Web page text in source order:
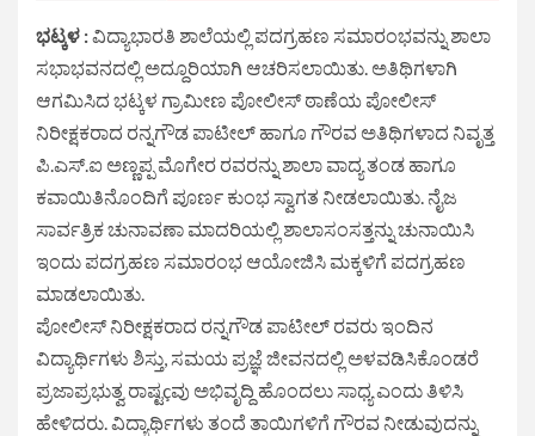
ಭಟ್ಕಳ :ವಿದ್ಯಾಭಾರತಿ ಶಾಲೆಯಲ್ಲಿ ಪದಗ್ರಹಣ ಸಮಾರಂಭವನ್ನು ಶಾಲಾ
ಸಭಾಭವನದಲ್ಲಿ ಅದ್ದೂರಿಯಾಗಿ ಆಚರಿಸಲಾಯಿತು. ಅತಿಥಿಗಳಾಗಿ
ಆಗಮಿಸಿದ ಭಟ್ಕಳ ಗ್ರಾಮೀಣ ಪೋಲೀಸ್ ಠಾಣೆಯ ಪೋಲೀಸ್
ನಿರೀಕ್ಷಕರಾದ ರನ್ನಗೌಡ ಪಾಟೀಲ್ ಹಾಗೂ ಗೌರವ ಅತಿಥಿಗಳಾದ ನಿವೃತ್ತ
ಪಿ.ಎಸ್.ಐ ಅಣ್ಣಪ್ಪ ಮೊಗೇರ ರವರನ್ನು ಶಾಲಾ ವಾದ್ಯ ತಂಡ ಹಾಗೂ
ಕವಾಯಿತಿನೊಂದಿಗೆ ಪೂರ್ಣ ಕುಂಭ ಸ್ವಾಗತ ನೀಡಲಾಯಿತು. ನೈಜ
ಸಾರ್ವತ್ರಿಕ ಚುನಾವಣಾ ಮಾದರಿಯಲ್ಲಿ ಶಾಲಾಸಂಸತ್ತನ್ನು ಚುನಾಯಿಸಿ
ಇಂದು ಪದಗ್ರಹಣ ಸಮಾರಂಭ ಆಯೋಜಿಸಿ ಮಕ್ಕಳಿಗೆ ಪದಗ್ರಹಣ
ಮಾಡಲಾಯಿತು.
ಪೋಲೀಸ್ ನಿರೀಕ್ಷಕರಾದ ರನ್ನಗೌಡ ಪಾಟೀಲ್ ರವರು ಇಂದಿನ
ವಿದ್ಯಾರ್ಥಿಗಳು ಶಿಸ್ತು, ಸಮಯ ಪ್ರಜ್ಞೆ ಜೀವನದಲ್ಲಿ ಅಳವಡಿಸಿಕೊಂಡರೆ
ಪ್ರಜಾಪ್ರಭುತ್ವ ರಾಷ್ಟçವು ಅಭಿವೃದ್ದಿ ಹೊಂದಲು ಸಾಧ್ಯ ಎಂದು ತಿಳಿಸಿ
ಹೇಳಿದರು. ವಿದ್ಯಾರ್ಥಿಗಳು ತಂದೆ ತಾಯಿಗಳಿಗೆ ಗೌರವ ನೀಡುವುದನ್ನು